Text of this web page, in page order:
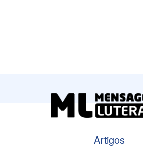
Artigos